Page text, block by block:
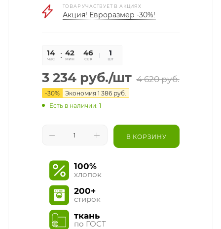
ТОВАР УЧАСТВУЕТ В АКЦИЯХ
Акция! Евроразмер -30%!
14
час
42
мин
45
сек
1
шт
3 234руб./шт 4 620руб.
-30% Экономия 1 386руб.
Есть в наличии: 1
В КОРЗИНУ
100%
хлопок
200+
стирок
ткань
по ГОСТ